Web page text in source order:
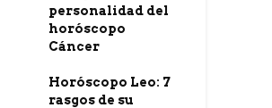
personalidad del
horóscopo
Cáncer
Horóscopo Leo: 7
rasgos de su